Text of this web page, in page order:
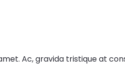
Ac, gravida tristique at